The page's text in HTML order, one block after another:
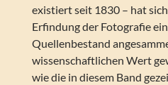
existiert seit 1830 – hat
Erfindung der Fotografie
Quellenbestand
wissenschaftlichen Wert
wie die in diesem Band